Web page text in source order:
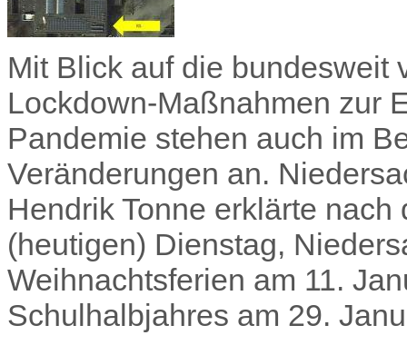
Mit Blick auf die bundesweit
Lockdown-Maßnahmen zur
Pandemie stehen auch im
Veränderungen an.
Hendrik Tonne erklärte
(heutigen) Dienstag,
Weihnachtsferien am 11.
Schulhalbjahres am 29.